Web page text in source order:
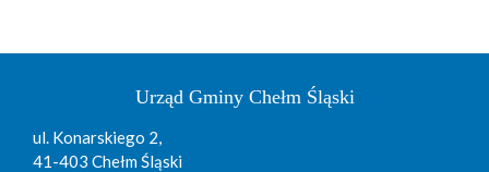
Urząd Gminy Chełm Śląski
ul. Konarskiego 2,
41-403 Chełm Śląski